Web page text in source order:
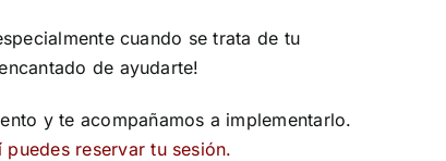
cuando se trata de tu
de ayudarte!
y te acompañamos a implementarlo.
puedes reservar tu sesión.